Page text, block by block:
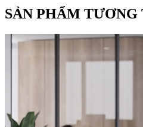
SẢN PHẨM TƯƠNG